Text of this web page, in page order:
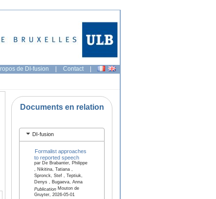
de DI-fusion | Contact |
Documents en relation
DI-fusion
Formalist approaches
to reported speech
par De Brabanter, Philippe
, Nikitina, Tatiana ,
Spronck, Stef , Teptiuk,
Denys , Bugaeva, Anna
PublicationMouton de
Gruyter, 2026-05-01